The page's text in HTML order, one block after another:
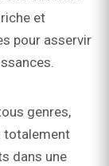
et
pour asservir
genres,
totalement
dans une